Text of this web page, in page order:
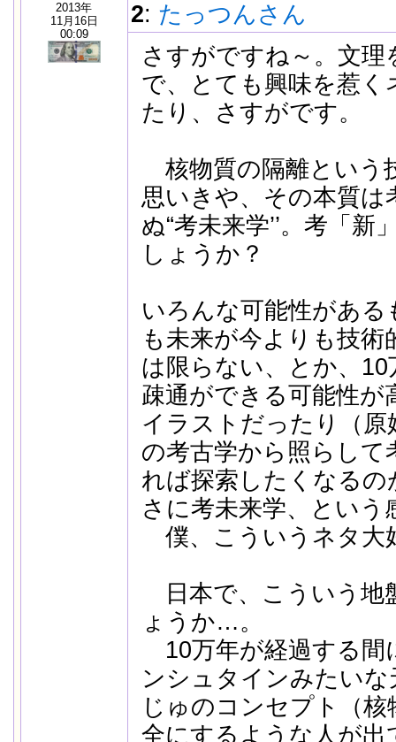
2013年
11月16日
00:09
2: たっつんさん
さすがですね～。文理
で、とても興味を惹
たり、さすがです。
核物質の隔離という
思いきや、その本質は
ぬ“考未来学’’。考「
しょうか？
いろんな可能性があ
も未来が今よりも技
は限らない、とか、
疎通ができる可能性が
イラストだったり（原
の考古学から照らして
れば探索したくなる
さに考未来学、という
僕、こういうネタ大
日本で、こういう地
ょうか…。
10万年が経過する間
ンシュタインみたい
じゅのコンセプト（
全にするような人が